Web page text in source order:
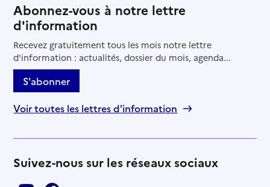
Abonnez-vous à notre lettre
d'information
Recevez gratuitement tous les mois notre lettre
d'information : actualités, dossier du mois, agenda...
S'abonner
Voir toutes les lettres d'information
Suivez-nous sur les réseaux sociaux